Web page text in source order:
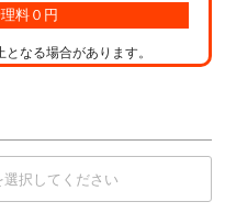
料０円
なる場合があります。